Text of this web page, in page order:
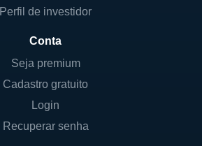
Perfil de investidor
Conta
Seja premium
Cadastro gratuito
Login
Recuperar senha